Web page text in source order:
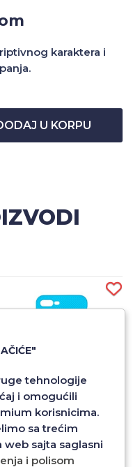
karaktera i
U KORPU
SOFT
7/8
FUTROLA
TOUCH ZA
PLUS (2018)
tehnologije
i omogućili
korisnicima.
sa trećim
web sajta saglasni
i polisom